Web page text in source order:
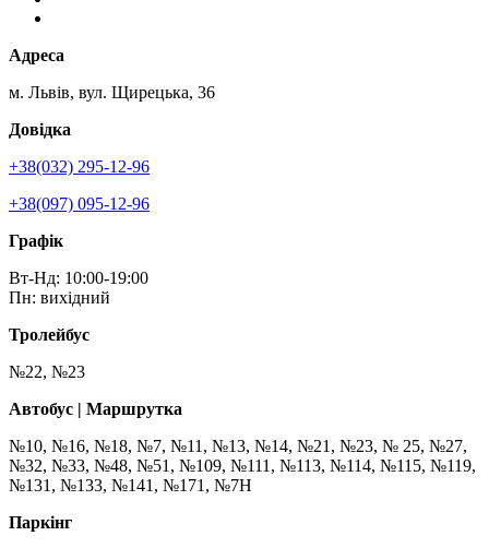
Адреса
м. Львів, вул. Щирецька, 36
Довідка
+38(032) 295-12-96
+38(097) 095-12-96
Графік
Вт-Нд: 10:00-19:00
Пн: вихідний
Тролейбус
№22, №23
Автобус | Маршрутка
№10, №16, №18, №7, №11, №13, №14, №21, №23, № 25, №27,
№32, №33, №48, №51, №109, №111, №113, №114, №115, №119,
№131, №133, №141, №171, №7Н
Паркінг